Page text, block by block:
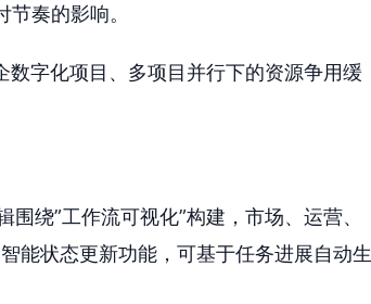
奏的影响。
字化项目、多项目并行下的资源争用缓
绕”工作流可视化”构建，市场、运营、
能状态更新功能，可基于任务进展自动生